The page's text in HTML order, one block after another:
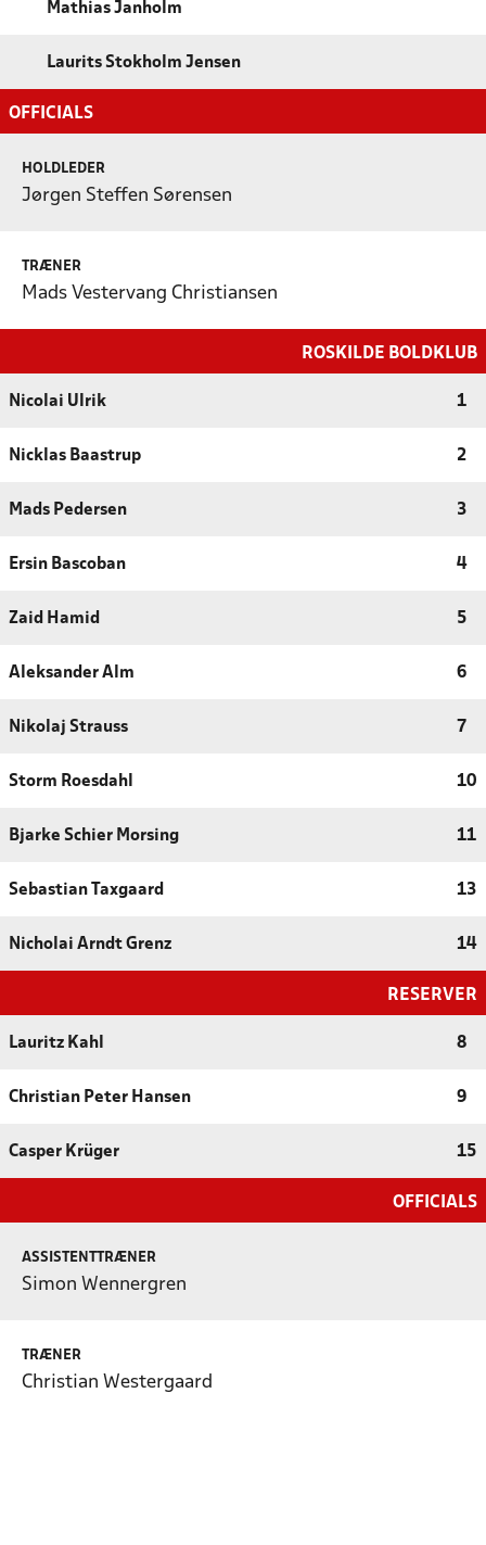
Mathias Janholm
Laurits Stokholm Jensen
OFFICIALS
HOLDLEDER
Jørgen Steffen Sørensen
TRÆNER
Mads Vestervang Christiansen
ROSKILDE BOLDKLUB
Nicolai Ulrik 1
Nicklas Baastrup 2
Mads Pedersen 3
Ersin Bascoban 4
Zaid Hamid 5
Aleksander Alm 6
Nikolaj Strauss 7
Storm Roesdahl 10
Bjarke Schier Morsing 11
Sebastian Taxgaard 13
Nicholai Arndt Grenz 14
RESERVER
Lauritz Kahl 8
Christian Peter Hansen 9
Casper Krüger 15
OFFICIALS
ASSISTENTTRÆNER
Simon Wennergren
TRÆNER
Christian Westergaard